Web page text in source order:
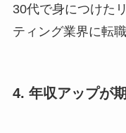
30代で身につけた
ティング業界に転
4. 年収アップが